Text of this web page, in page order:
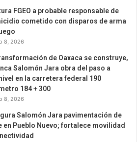
FGEO a probable responsable de
cometido con disparos de arma
8, 2026
de Oaxaca se construye,
Salomón Jara obra del paso a
en la carretera federal 190
184 + 300
8, 2026
Salomón Jara pavimentación de
en Pueblo Nuevo; fortalece movilidad